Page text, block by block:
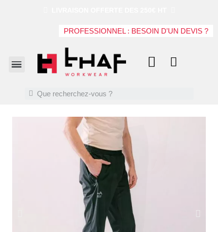
PROFESSIONNEL : BESOIN D'UN DEVIS ?